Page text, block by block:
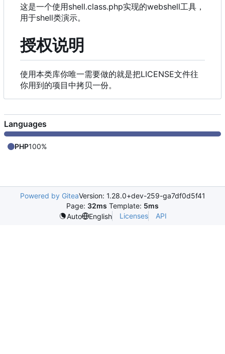
这是一个使用shell.class.php实现的webshell工具，
用于shell类演示。
授权说明
使用本类库你唯一需要做的就是把LICENSE文件往
你用到的项目中拷贝一份。
Languages
PHP100%
Powered by GiteaVersion: 1.28.0+dev-259-ga7df0d5f41
Page: 32ms Template: 5ms
Auto
English Licenses API